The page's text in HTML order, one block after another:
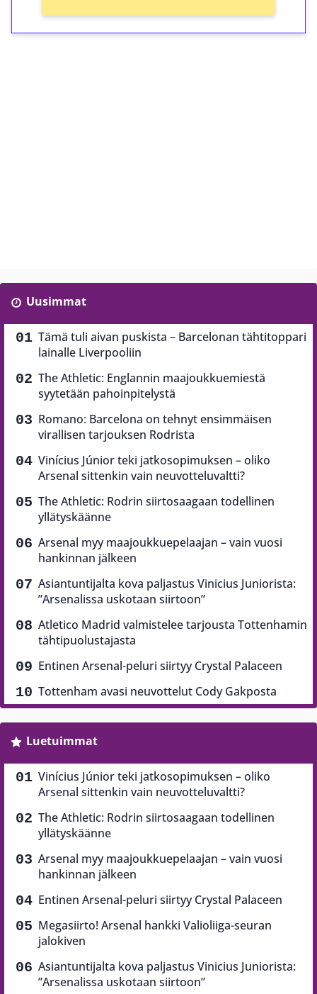
Uusimmat
Tämä tuli aivan puskista – Barcelonan tähtitoppari
lainalle Liverpooliin
The Athletic: Englannin maajoukkuemiestä
syytetään pahoinpitelystä
Romano: Barcelona on tehnyt ensimmäisen
virallisen tarjouksen Rodrista
Vinícius Júnior teki jatkosopimuksen – oliko
Arsenal sittenkin vain neuvotteluvaltti?
The Athletic: Rodrin siirtosaagaan todellinen
yllätyskäänne
Arsenal myy maajoukkuepelaajan – vain vuosi
hankinnan jälkeen
Asiantuntijalta kova paljastus Vinicius Juniorista:
”Arsenalissa uskotaan siirtoon”
Atletico Madrid valmistelee tarjousta Tottenhamin
tähtipuolustajasta
Entinen Arsenal-peluri siirtyy Crystal Palaceen
Tottenham avasi neuvottelut Cody Gakposta
Luetuimmat
Vinícius Júnior teki jatkosopimuksen – oliko
Arsenal sittenkin vain neuvotteluvaltti?
The Athletic: Rodrin siirtosaagaan todellinen
yllätyskäänne
Arsenal myy maajoukkuepelaajan – vain vuosi
hankinnan jälkeen
Entinen Arsenal-peluri siirtyy Crystal Palaceen
Megasiirto! Arsenal hankki Valioliiga-seuran
jalokiven
Asiantuntijalta kova paljastus Vinicius Juniorista:
”Arsenalissa uskotaan siirtoon”